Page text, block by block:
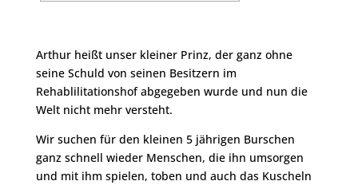
Arthur heißt unser kleiner Prinz, der ganz ohne
seine Schuld von seinen Besitzern im
Rehablilitationshof abgegeben wurde und nun die
Welt nicht mehr versteht.
Wir suchen für den kleinen 5 jährigen Burschen
ganz schnell wieder Menschen, die ihn umsorgen
und mit ihm spielen, toben und auch das Kuscheln